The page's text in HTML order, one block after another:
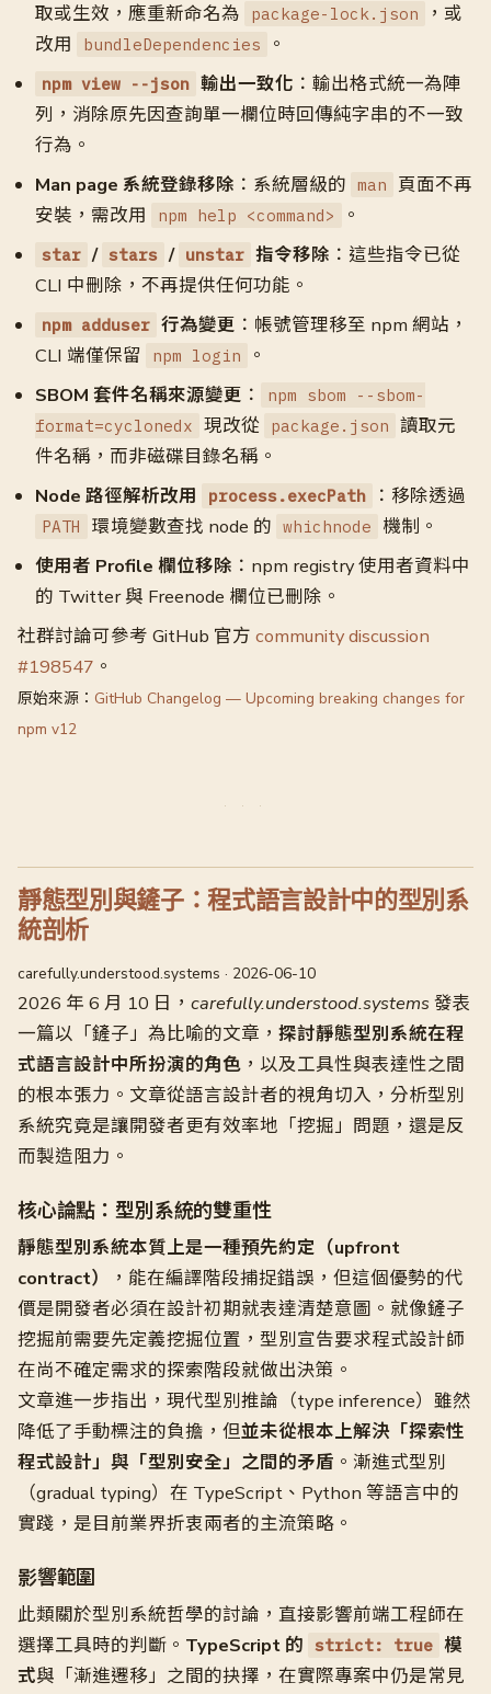
取或生效，應重新命名為
package-lock.json
，或
改用
bundleDependencies 。
npm view --json 輸出一致化 ：輸出格式統一為陣
列，消除原先因查詢單一欄位時回傳純字串的不一致
行為。
Man page 系統登錄移除 ：系統層級的 man
頁面不再
安裝，需改用
npm help <command> 。
star / stars / unstar 指令移除 ：這些指令已從
CLI 中刪除，不再提供任何功能。
npm adduser 行為變更 ：帳號管理移至 npm 網站，
CLI 端僅保留
npm login
。
SBOM 套件名稱來源變更 ：
npm sbom --sbom-
format=cyclonedx 現改從 package.json 讀取元
件名稱，而非磁碟目錄名稱。
Node 路徑解析改用
process.execPath ：移除透過
PATH 環境變數查找 node 的 whichnode
機制。
使用者 Profile 欄位移除 ：npm registry 使用者資料中
的 Twitter 與 Freenode 欄位已刪除。
社群討論可參考 GitHub 官方 community discussion
#198547 。
原始來源： GitHub Changelog — Upcoming breaking changes for
npm v12
靜態型別與鏟子：程式語言設計中的型別系
統剖析
carefully.understood.systems · 2026-06-10
2026 年 6 月 10 日， carefully.understood.systems 發表
一篇以「鏟子」為比喻的文章， 探討靜態型別系統在程
式語言設計中所扮演的角色 ，以及工具性與表達性之間
的根本張力。文章從語言設計者的視角切入，分析型別
系統究竟是讓開發者更有效率地「挖掘」問題，還是反
而製造阻力。
核心論點：型別系統的雙重性
靜態型別系統本質上是一種預先約定（upfront
contract）
，能在編譯階段捕捉錯誤，但這個優勢的代
價是開發者必須在設計初期就表達清楚意圖。就像鏟子
挖掘前需要先定義挖掘位置，型別宣告要求程式設計師
在尚不確定需求的探索階段就做出決策。
文章進一步指出，現代型別推論（type inference）雖然
降低了手動標注的負擔，但並未從根本上解決「探索性
程式設計」與「型別安全」之間的矛盾 。漸進式型別
（gradual typing）在 TypeScript、Python 等語言中的
實踐，是目前業界折衷兩者的主流策略。
影響範圍
此類關於型別系統哲學的討論，直接影響前端工程師在
選擇工具時的判斷。 TypeScript 的 strict: true 模
式與「漸進遷移」之間的抉擇，在實際專案中仍是常見